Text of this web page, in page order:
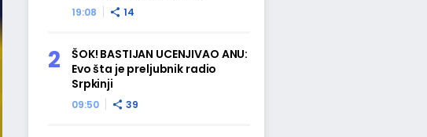
19:08 14
09:50 39
ŠOK! BASTIJAN UCENJIVAO ANU:
Evo šta je preljubnik radio
Srpkinji